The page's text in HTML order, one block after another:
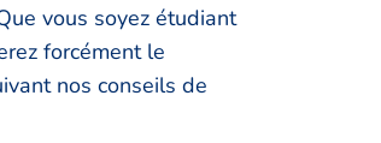
vous soyez étudiant
forcément le
nos conseils de